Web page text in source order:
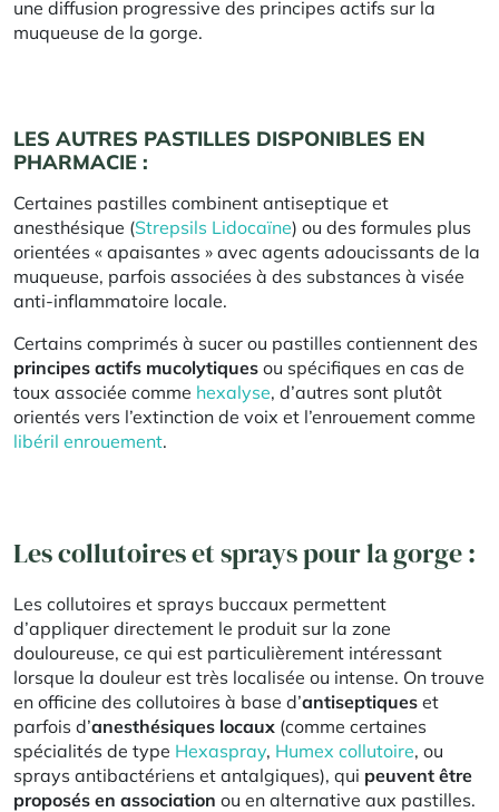
une diffusion progressive des principes actifs sur la
muqueuse de la gorge.​
LES AUTRES PASTILLES DISPONIBLES EN
PHARMACIE :
Certaines pastilles combinent antiseptique et
anesthésique (Strepsils Lidocaïne) ou des formules plus
orientées « apaisantes » avec agents adoucissants de la
muqueuse, parfois associées à des substances à visée
anti-inflammatoire locale.​
Certains comprimés à sucer ou pastilles contiennent des
principes actifs mucolytiques ou spécifiques en cas de
toux associée comme hexalyse, d’autres sont plutôt
orientés vers l’extinction de voix et l’enrouement comme
libéril enrouement.
Les collutoires et sprays pour la gorge :
Les collutoires et sprays buccaux permettent
d’appliquer directement le produit sur la zone
douloureuse, ce qui est particulièrement intéressant
lorsque la douleur est très localisée ou intense. On trouve
en officine des collutoires à base d’antiseptiques et
parfois d’anesthésiques locaux (comme certaines
spécialités de type Hexaspray, Humex collutoire, ou
sprays antibactériens et antalgiques), qui peuvent être
proposés en association ou en alternative aux pastilles.​